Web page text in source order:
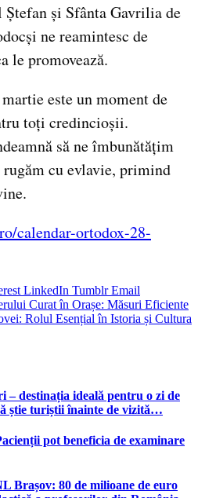
și Sfânta Gavrilia de
ne reamintesc de
le promovează.
este un moment de
toți credincioșii.
să ne îmbunătățim
cu evlavie, primind
calendar-ortodox-28-
LinkedIn Tumblr Email
Curat în Orașe: Măsuri Eficiente
Rolul Esențial în Istoria și Cultura
– destinația ideală pentru o zi de
știe turiștii înainte de vizită…
pot beneficia de examinare
Brașov: 80 de milioane de euro